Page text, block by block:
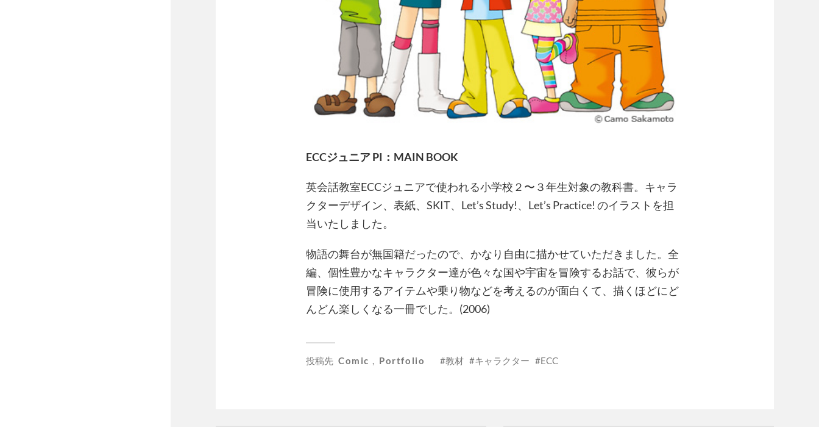
ECCジュニア PI：MAIN BOOK
英会話教室ECCジュニアで使われる小学校２〜３年生対象の教科書。キャラ
クターデザイン、表紙、SKIT、Let’s Study!、Let’s Practice! のイラストを担
当いたしました。
物語の舞台が無国籍だったので、かなり自由に描かせていただきました。全
編、個性豊かなキャラクター達が色々な国や宇宙を冒険するお話で、彼らが
冒険に使用するアイテムや乗り物などを考えるのが面白くて、描くほどにど
んどん楽しくなる一冊でした。(2006)
投稿先 Comic , Portfolio 教材 キャラクター ECC